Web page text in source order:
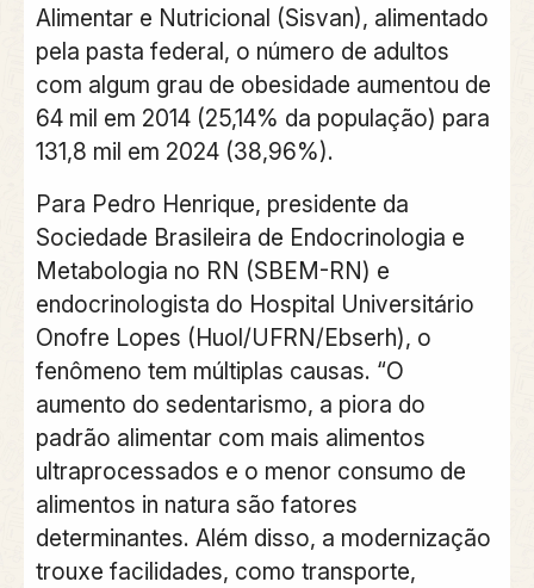
Alimentar e Nutricional (Sisvan), alimentado
pela pasta federal, o número de adultos
com algum grau de obesidade aumentou de
64 mil em 2014 (25,14% da população) para
131,8 mil em 2024 (38,96%).
Para Pedro Henrique, presidente da
Sociedade Brasileira de Endocrinologia e
Metabologia no RN (SBEM-RN) e
endocrinologista do Hospital Universitário
Onofre Lopes (Huol/UFRN/Ebserh), o
fenômeno tem múltiplas causas. “O
aumento do sedentarismo, a piora do
padrão alimentar com mais alimentos
ultraprocessados e o menor consumo de
alimentos in natura são fatores
determinantes. Além disso, a modernização
trouxe facilidades, como transporte,